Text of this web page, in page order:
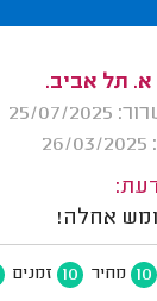
א. תל אביב.
07/2025
אחלה!
10 מחיר 10 זמנים